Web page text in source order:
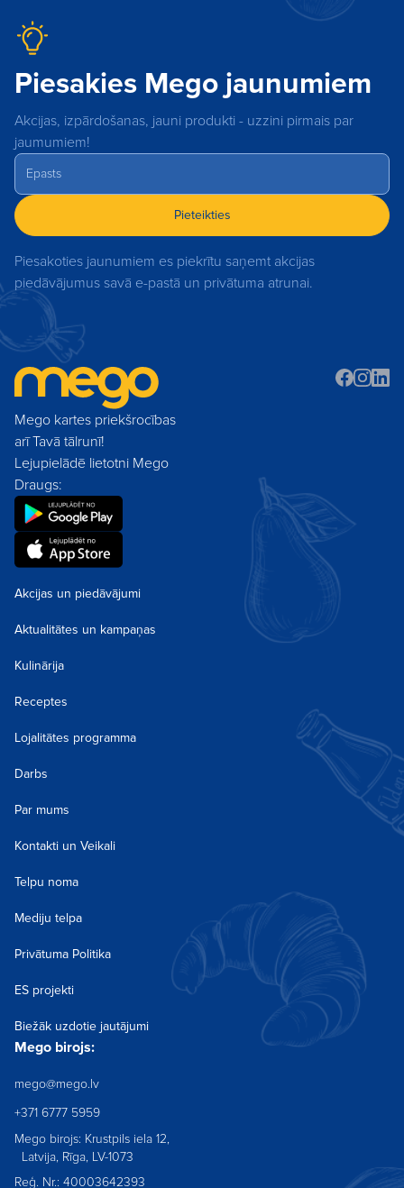
Piesakies Mego jaunumiem
Akcijas, izpārdošanas, jauni produkti - uzzini pirmais par
jaumumiem!
Pieteikties
Piesakoties jaunumiem es piekrītu saņemt akcijas
piedāvājumus savā e-pastā un privātuma atrunai.
Mego kartes priekšrocības
arī Tavā tālrunī!
Lejupielādē lietotni Mego
Draugs:
Akcijas un piedāvājumi
Aktualitātes un kampaņas
Kulinārija
Receptes
Lojalitātes programma
Darbs
Par mums
Kontakti un Veikali
Telpu noma
Mediju telpa
Privātuma Politika
ES projekti
Biežāk uzdotie jautājumi
Mego birojs:
mego@mego.lv
+371 6777 5959
Mego birojs: Krustpils iela 12,
Latvija, Rīga, LV-1073
Reģ. Nr.: 40003642393